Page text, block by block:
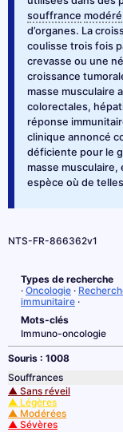
souffrance modéré
d’organes. La
coulisse trois fois
crevasse ou une
croissance
masse musculaire
colorectales,
réponse
clinique annoncé
déficiente pour le
masse
espèce où de
NTS-FR-866362v1
Types de recherche
· Oncologie ·
immunitaire ·
Mots-clés
Immuno-oncologie
Souris : 1008
Souffrances
▲ Sans réveil
▲ Légères
▲ Modérées
▲ Sévères